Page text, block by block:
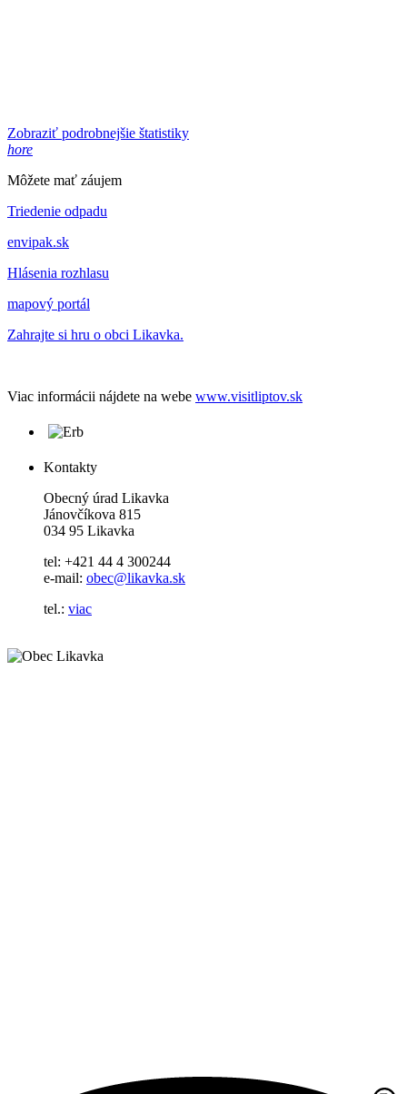
Zobraziť podrobnejšie štatistiky
hore
Môžete mať záujem
Triedenie odpadu
envipak.sk
Hlásenia rozhlasu
mapový portál
Zahrajte si hru o obci Likavka.
Viac informácii nájdete na webe www.visitliptov.sk
Kontakty
Obecný úrad Likavka
Jánovčíkova 815
034 95 Likavka
tel: +421 44 4 300244
e-mail: obec@likavka.sk
tel.: viac